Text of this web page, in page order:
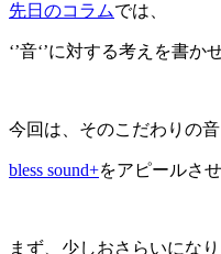
先日のコラムでは、
‘’音‘’に対する考えを書か
今回は、そのこだわりの
bless sound+をアピールさ
まず、少しおさらいにな